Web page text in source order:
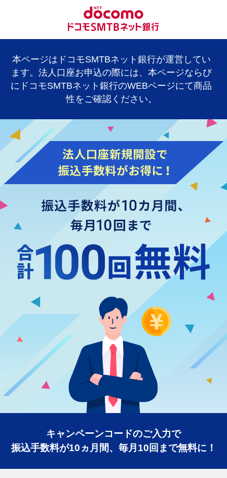
本ページはドコモSMTBネット銀行が運営してい
ます。 法人口座お申込の際には、本ページならび
にドコモSMTBネット銀行のWEBページにて商品
性をご確認ください。
キャンペーンコードのご入力で
振込手数料が10ヵ月間、毎月10回まで無料に！